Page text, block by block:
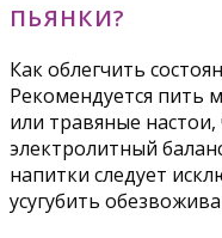
ПЬЯНКИ?
Как облегчить
Рекомендуется пить
или травяные
электролитный
напитки следует
усугубить